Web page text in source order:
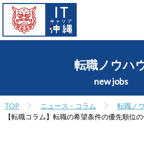
転職ノウハ
new jobs
TOP ニュース・コラム
転職ノ
【転職コラム】転職の希望条件の優先順位